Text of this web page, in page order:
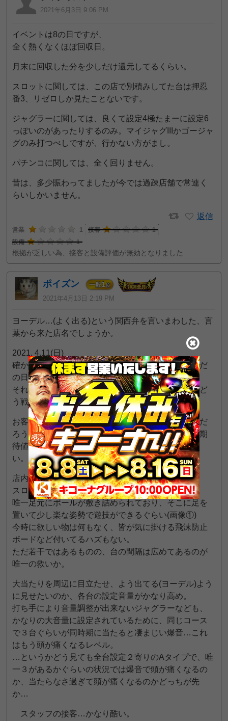
2021年6月3日 9:06 PM
イベントは8の日ですが、
全く熱くなくほぼ回収日。
月末に回収した分を少しだけ還元してるくらい。
スロットに関しては、この店で別積みしてた台は押忍
番3、リゼロしか見たことないです。
ジャグラーに関しては、良くて設定4極たまーに設定6
っぽいのがあったりするのみ。マイジャグIIIかゴージャ
グのみ打つべしですが、行かない方がまし。
パチンコに関しては、全く回りません。
昔は、多少賑わってましたが今では過疎店舗で常連く
らいしかいません。
返信
営業 1 接客
1
設備
1
根拠が乏しい為、接客と設備評価が無効となりました
ポイズン 一般1位
2021年4月13日 2:19 PM
ヨーデル…(よく出る)という関西弁を言いまわした、言
葉から来た店名でしょうか。
2021. 4.11(日)
確かにこちらにとっては特定日でも何でもない、ただ
の日曜日だったかもしれない。
それでもこの釘調整、スロットにおける設定で正直ど
う戦えば良いのだろうというレベル。
お客様自体が少なく、店の運営そのものが厳しいのだ
ろうが、スタッフの接客態度や交換率等見ても何に期
待値を置いて遊びにいけば良いのか疑問しか沸かな
い。
店内を見渡す限りかなり年季の入ったホール。
スロットの設備に関して特に突出した物はなし。
唯一足元にポールが敷き詰められており、そこに足を
置いて少し楽な姿勢で遊技ができるぐらい(画像①)
今時に欲しい物は何もなく、皆が気に掛ける飛沫防止
ボードなど付いてるハズもない。
ただ若干ではあるものの、台の間隔は広めてあるのが
唯一の救いか。
大当たりを周辺に目立たせ、よう出てる(ヨーデル)よう
に見せたいのか、各台の設定音量がかなり高め。
打ち手により音量調整が出来ないジャグラーなども、
かなりの大音量に設定されているために、同じコース
で３台ぐらいが同時期に当たると凄まじい爆音…これ
はもう頭が痛くなるレベル。
…というかどう見ても全台設定２寄りのAタイプで、唯
一３があるかぐらいの状況では爆音で頭が痛くなるの
か、当たらなさ過ぎて頭が痛くなるのかどっちが先
か…
スタッフの接客…かなり酷い。